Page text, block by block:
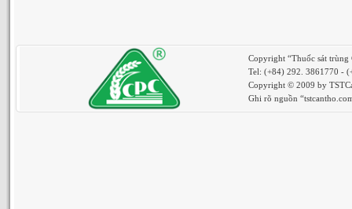
Copyright “Thuốc sát
Tel: (+84) 292. 3861770 -
Copyright © 2009 by
Ghi rõ nguồn